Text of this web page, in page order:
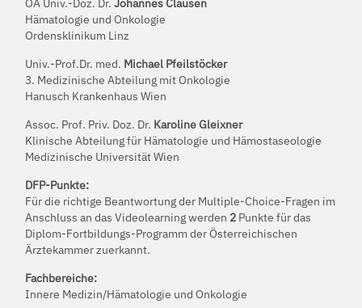
OA Univ.-Doz. Dr. Johannes Clausen
Hämatologie und Onkologie
Ordensklinikum Linz
Univ.-Prof.Dr. med. Michael Pfeilstöcker
3. Medizinische Abteilung mit Onkologie
Hanusch Krankenhaus Wien
Assoc. Prof. Priv. Doz. Dr. Karoline Gleixner
Klinische Abteilung für Hämatologie und Hämostaseologie
Medizinische Universität Wien
DFP-Punkte:
Für die richtige Beantwortung der Multiple-Choice-Fragen im
Anschluss an das Videolearning werden 2 Punkte für das
Diplom-Fortbildungs-Programm der Österreichischen
Ärztekammer zuerkannt.
Fachbereiche:
Innere Medizin/Hämatologie und Onkologie